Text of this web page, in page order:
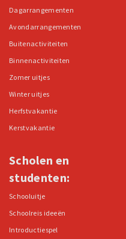
Dagarrangementen
Avondarrangementen
Buitenactiviteiten
Binnenactiviteiten
Zomer uitjes
Winter uitjes
Herfstvakantie
Kerstvakantie
Scholen en
studenten:
Schooluitje
Schoolreis ideeën
Introductiespel